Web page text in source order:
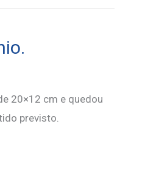
20×12 cm e quedou
previsto.